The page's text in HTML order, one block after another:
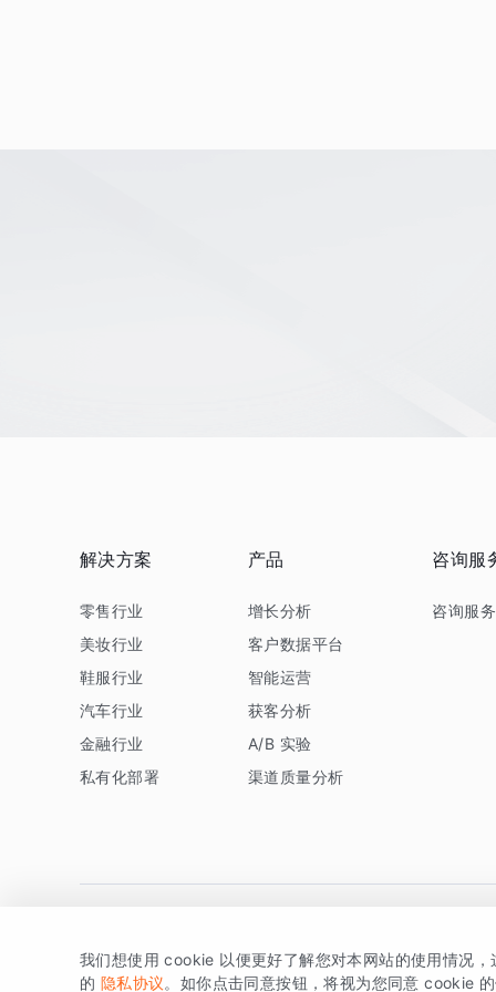
解决方案
零售行业
美妆行业
鞋服行业
汽车行业
金融行业
私有化部署
产品
增长分析
客户数据平台
智能运营
获客分析
A/B 实验
渠道质量分析
咨询服
咨询服务
版权所有 © 北京易数科技有限公司SDK相关说明 京ICP备
我们想使用 cookie 以便更好了解您对本网站的使用情况
的 隐私协议。如你点击同意按钮，将视为您同意 cookie 的